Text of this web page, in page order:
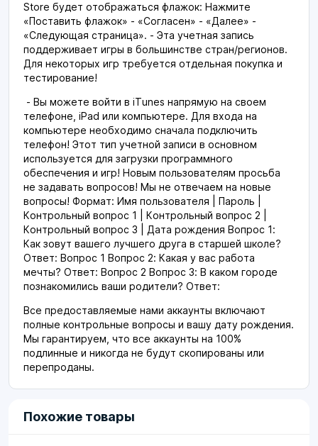
Store будет отображаться флажок: Нажмите
«Поставить флажок» - «Согласен» - «Далее» -
«Следующая страница». - Эта учетная запись
поддерживает игры в большинстве стран/регионов.
Для некоторых игр требуется отдельная покупка и
тестирование!
- Вы можете войти в iTunes напрямую на своем
телефоне, iPad или компьютере. Для входа на
компьютере необходимо сначала подключить
телефон! Этот тип учетной записи в основном
используется для загрузки программного
обеспечения и игр! Новым пользователям просьба
не задавать вопросов! Мы не отвечаем на новые
вопросы! Формат: Имя пользователя | Пароль |
Контрольный вопрос 1 | Контрольный вопрос 2 |
Контрольный вопрос 3 | Дата рождения Вопрос 1:
Как зовут вашего лучшего друга в старшей школе?
Ответ: Вопрос 1 Вопрос 2: Какая у вас работа
мечты? Ответ: Вопрос 2 Вопрос 3: В каком городе
познакомились ваши родители? Ответ:
Все предоставляемые нами аккаунты включают
полные контрольные вопросы и вашу дату рождения.
Мы гарантируем, что все аккаунты на 100%
подлинные и никогда не будут скопированы или
перепроданы.
Похожие товары